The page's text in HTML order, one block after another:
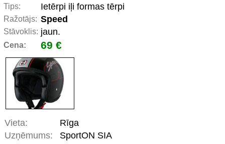
Tips: Ietērpi iļi formas tērpi
Ražotājs: Speed
Stāvoklis: jaun.
Cena: 69 €
Vieta:
Rīga
Uzņēmums:
SportON SIA